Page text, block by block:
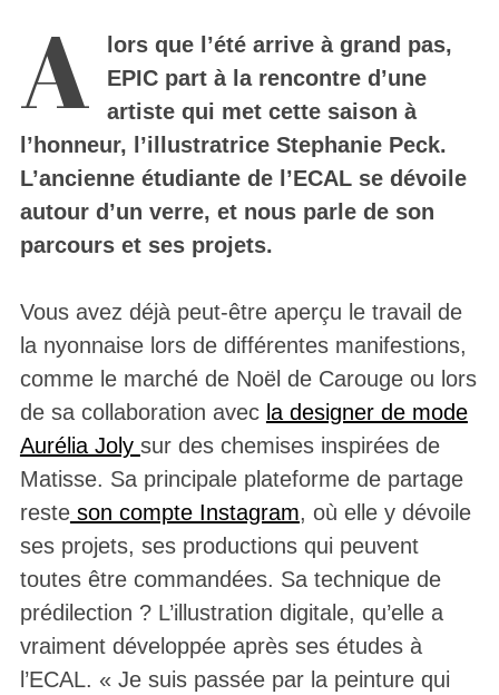
A
lors que l’été arrive à grand pas,
EPIC part à la rencontre d’une
artiste qui met cette saison à
l’honneur, l’illustratrice Stephanie Peck.
L’ancienne étudiante de l’ECAL se dévoile
autour d’un verre, et nous parle de son
parcours et ses projets.
Vous avez déjà peut-être aperçu le travail de
la nyonnaise lors de différentes manifestions,
comme le marché de Noël de Carouge ou lors
de sa collaboration avec la designer de mode
Aurélia Joly sur des chemises inspirées de
Matisse. Sa principale plateforme de partage
resteson compte Instagram, où elle y dévoile
ses projets, ses productions qui peuvent
toutes être commandées. Sa technique de
prédilection ? L’illustration digitale, qu’elle a
vraiment développée après ses études à
l’ECAL. « Je suis passée par la peinture qui